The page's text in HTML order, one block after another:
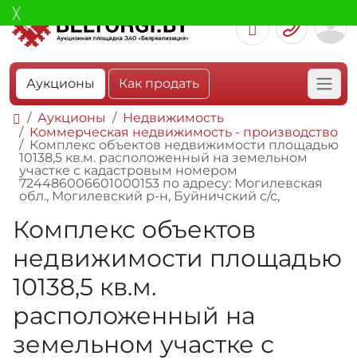
Аукционы Как продать
Аукционы
Недвижимость
Коммерческая недвижимость - производство
Комплекс объектов недвижимости площадью
10138,5 кв.м. расположенный на земельном
участке с кадастровым номером
724486006601000153 по адресу: Могилевская
обл., Могилевский р-н, Буйничский с/с,
Комплекс объектов
недвижимости площадью
10138,5 кв.м.
расположенный на
земельном участке с